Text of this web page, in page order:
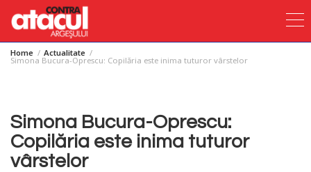
SkipHome Actualitate
Simona Bucura-Oprescu: Copilăria este inima tuturor vârstelor
Simona Bucura-Oprescu:
Copilăria este inima tuturor
vârstelor